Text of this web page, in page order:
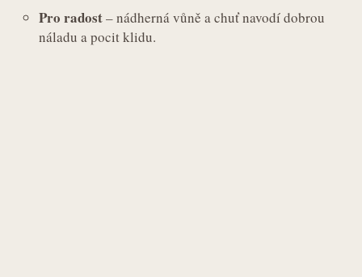
Pro radost– nádherná vůně a chuť navodí dobrou
náladu a pocit klidu.